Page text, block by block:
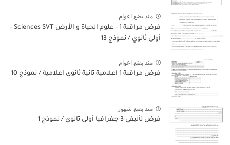
منذ بضع اعوام
فرض مراقبة 1 - علوم الحياة و الأرض Sciences SVT -
أولى ثانوي / نموذج 13
منذ بضع اعوام
فرض مراقبة 1 اعلامية ثانية ثانوي اعلامية / نموذج 10
منذ بضع شهور
فرض تأليفي 3 جغرافيا أولى ثانوي / نموذج 1